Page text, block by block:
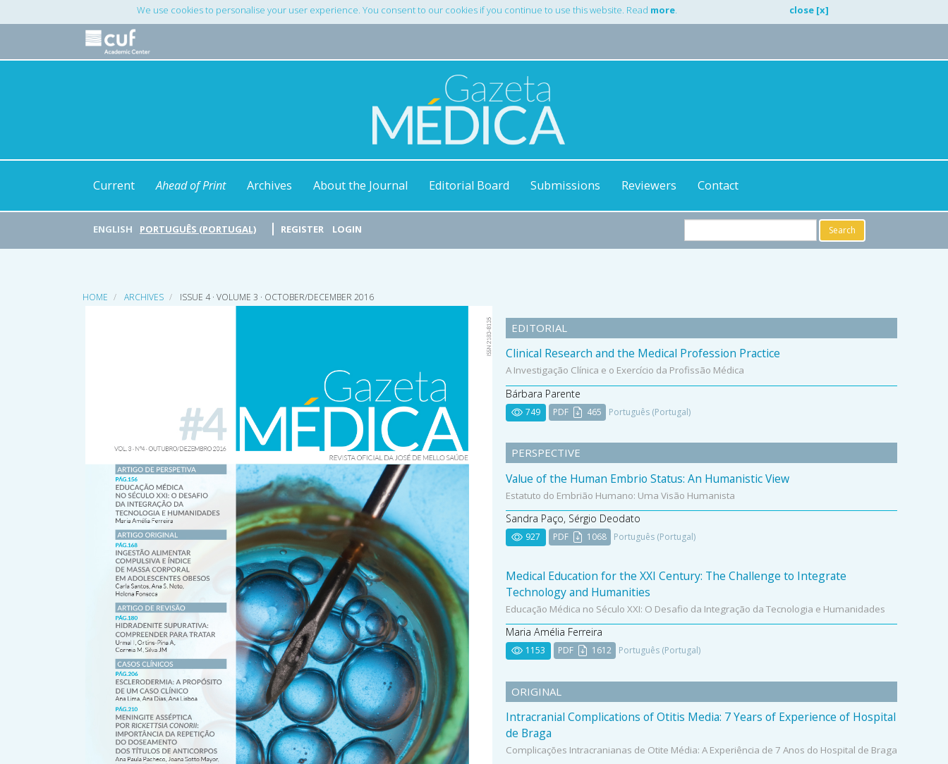
Navigation
We use cookies to personalise your user experience. You consent to our cookies if you continue to use this website. Read more. close [x]
Current Ahead of Print Archives About the Journal Editorial Board Submissions Reviewers Contact
ENGLISH PORTUGUÊS (PORTUGAL) REGISTER LOGIN Search
HOME ARCHIVES ISSUE 4 · VOLUME 3 · OCTOBER/DECEMBER 2016
EDITORIAL
Clinical Research and the Medical Profession Practice
A Investigação Clínica e o Exercício da Profissão Médica
Bárbara Parente
749 PDF 465 Português (Portugal)
PERSPECTIVE
Value of the Human Embrio Status: An Humanistic View
Estatuto do Embrião Humano: Uma Visão Humanista
Sandra Paço, Sérgio Deodato
927 PDF 1068 Português (Portugal)
Medical Education for the XXI Century: The Challenge to Integrate
Technology and Humanities
Educação Médica no Século XXI: O Desafio da Integração da Tecnologia e Humanidades
Maria Amélia Ferreira
1153 PDF 1612 Português (Portugal)
ORIGINAL
Intracranial Complications of Otitis Media: 7 Years of Experience of Hospital
de Braga
Complicações Intracranianas de Otite Média: A Experiência de 7 Anos do Hospital de Braga